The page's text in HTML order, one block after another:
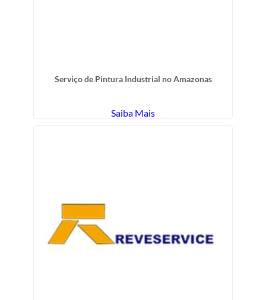
Serviço de Pintura Industrial no Amazonas
Saiba Mais